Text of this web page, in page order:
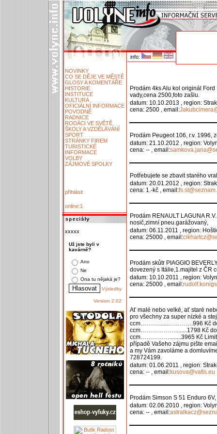
info:
NOVINKY
CO SE DĚJE VE MĚSTĚ
GLOSY A KOMENTÁŘE
HISTORIE
INSTITUCE
KULTURA
OFICIÁLNÍ INFORMACE
POVODNĚ
RADNICE
RODÁCI VE SVĚTĚ
ŠKOLY A VZDĚLÁVÁNÍ
SPORT
STRÁNKY FIREM
TURISTICKÉ
INFORMACE
VOLBY
ZÁJMOVÉ SPOLKY
přihlásit
online:1
xxxxx
Už jste byli v
kavárně?
Ano
Ne
Ona tu nějaká je?
Výsledky
Version 2.02
Prodám 4ks Alu kol originál
vady,cena 2500,foto zašlu.
datum: 10.10.2013 , region:
cena: 2500 , email:
Prodám Peugeot 106, r.v.
datum: 21.10.2012 , region:
cena: -- , email:
Potřebujete se zbavit starého
datum: 20.01.2012 , region:
cena: 1.-kč , email:
Prodám RENAULT LAGUNA
nosič,zimní pneu.garážovaný,
datum: 06.11.2011 , region:
cena: 25000 , email:
Prodám skůtr PIAGGIO
dovezený s Itálie,1.majitel z ČR
datum: 10.10.2011 , region:
cena: 25000 , email:
Ať malé nebo velké, ať staré
pro všechny za super nízké a
ccm……….......………….996 Kč
ccm………………........1798 Kč
ccm……………........3965 Kč
případě Vašeho zájmu pište
a my Vám zavoláme a
728724199.
datum: 01.06.2011 , region:
cena: -- , email:kusova@vafis.eu
Prodám Simson S 51 Enduro
datum: 02.06.2010 , region:
cena: -- , email: